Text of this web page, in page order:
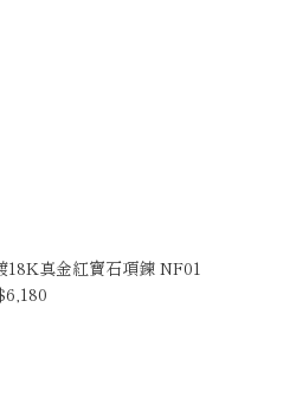
18K真金紅寶石項鍊 NF01